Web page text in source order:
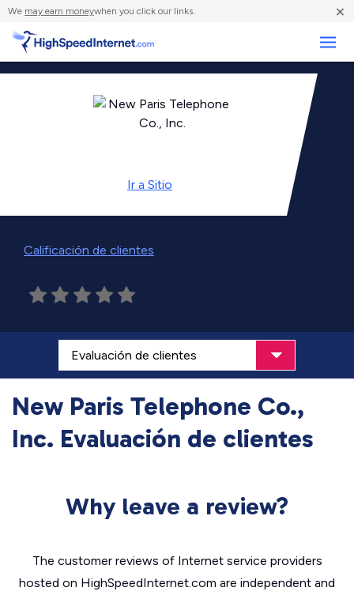
We may earn moneywhen you click our links. ×
Ir a Sitio
Calificación de clientes
New Paris Telephone Co.,
Inc. Evaluación de clientes
Why leave a review?
The customer reviews of Internet service providers
hosted on HighSpeedInternet.com are independent and